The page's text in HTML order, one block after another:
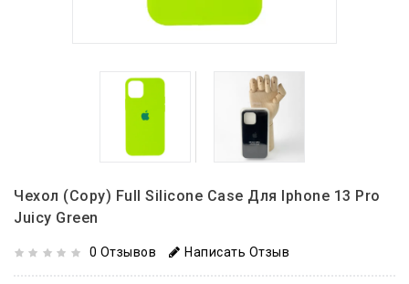
Чехол (copy) Full Silicone Case Для Iphone 13 Pro
Juicy Green
0 Отзывов Написать Отзыв